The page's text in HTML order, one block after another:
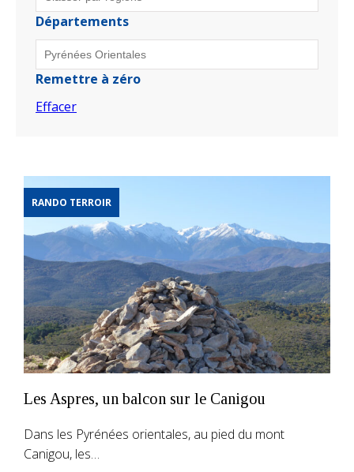
Départements
Remettre à zéro
Effacer
RANDO TERROIR
Les Aspres, un balcon sur le Canigou
Dans les Pyrénées orientales, au pied du mont
Canigou, les…